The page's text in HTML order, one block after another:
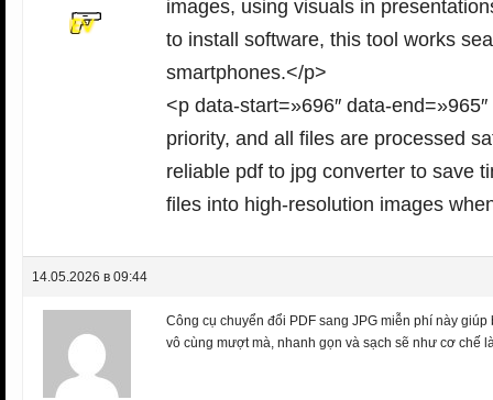
images, using visuals in
to install software, this tool works
smartphones.</p>
<p data-start=»696″ data-
priority, and all files are processed
reliable pdf to jpg converter to save
files into high-resolution images
14.05.2026 в 09:44
Công cụ chuyển đổi PDF sang JPG miễn phí này
vô cùng mượt mà, nhanh gọn và sạch sẽ như cơ chế